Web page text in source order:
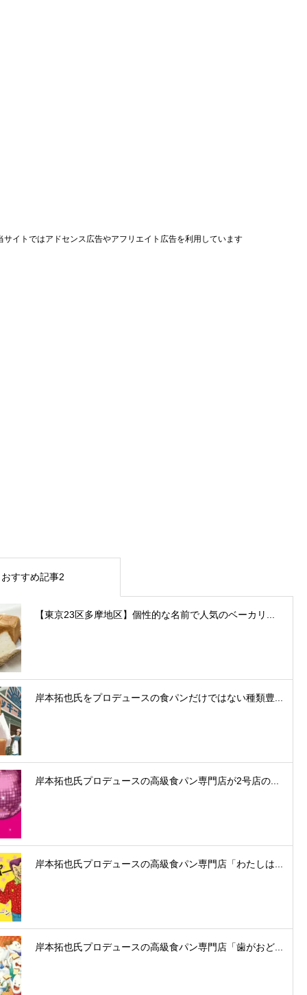
サイトではアドセンス広告やアフリエイト広告を利用しています
おすすめ記事2
【東京23区多摩地区】個性的な名前で人気のベーカリ...
岸本拓也氏をプロデュースの食パンだけではない種類豊...
岸本拓也氏プロデュースの高級食パン専門店が2号店の...
岸本拓也氏プロデュースの高級食パン専門店「わたしは...
岸本拓也氏プロデュースの高級食パン専門店「歯がおど...